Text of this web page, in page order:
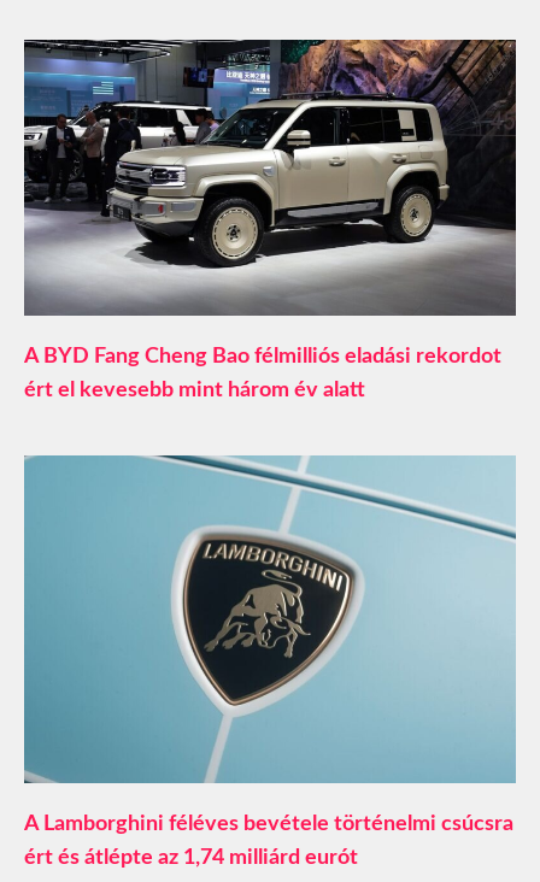
A BYD Fang Cheng Bao félmilliós eladási rekordot
ért el kevesebb mint három év alatt
A Lamborghini féléves bevétele történelmi csúcsra
ért és átlépte az 1,74 milliárd eurót